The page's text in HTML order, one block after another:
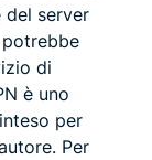
del server
di
è uno
per
Per